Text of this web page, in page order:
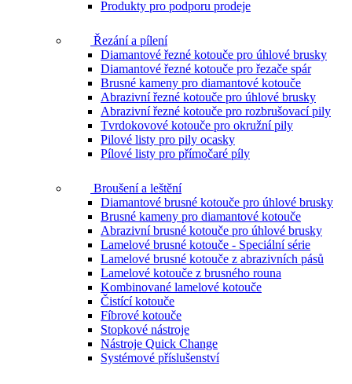
Produkty pro podporu prodeje
Řezání a pílení
Diamantové řezné kotouče pro úhlové brusky
Diamantové řezné kotouče pro řezače spár
Brusné kameny pro diamantové kotouče
Abrazivní řezné kotouče pro úhlové brusky
Abrazivní řezné kotouče pro rozbrušovací pily
Tvrdokovové kotouče pro okružní pily
Pilové listy pro pily ocasky
Pílové listy pro přímočaré píly
Broušení a leštění
Diamantové brusné kotouče pro úhlové brusky
Brusné kameny pro diamantové kotouče
Abrazivní brusné kotouče pro úhlové brusky
Lamelové brusné kotouče - Speciální série
Lamelové brusné kotouče z abrazivních pásů
Lamelové kotouče z brusného rouna
Kombinované lamelové kotouče
Čistící kotouče
Fíbrové kotouče
Stopkové nástroje
Nástroje Quick Change
Systémové příslušenství